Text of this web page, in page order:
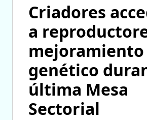
Criadores
a
mejoramiento
genético
última Mesa
Sectorial